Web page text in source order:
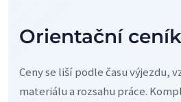
Orientační
Ceny se liší podle času výjezdu,
materiálu a rozsahu práce.